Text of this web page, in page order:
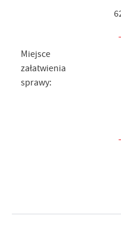
Miejsce
załatwienia
sprawy: